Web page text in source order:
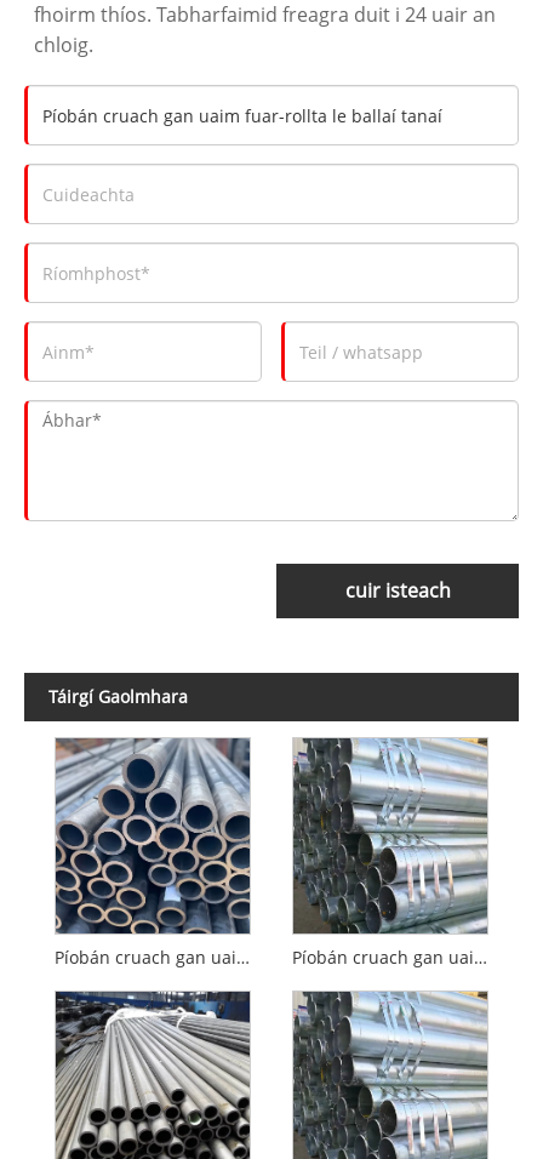
fhoirm thíos. Tabharfaimid freagra duit i 24 uair an
chloig.
cuir isteach
Táirgí Gaolmhara
Píobán cruach gan uaim fuar-rollta brú íseal agus meánach Píobán cruach gan uaim fuar-rollta ardbhrú